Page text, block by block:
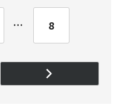
… 8